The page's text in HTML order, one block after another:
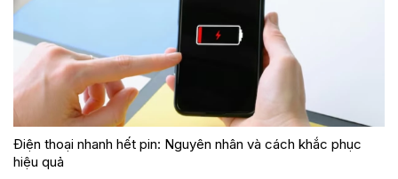
Điện thoại nhanh hết pin: Nguyên nhân và cách khắc phục
hiệu quả